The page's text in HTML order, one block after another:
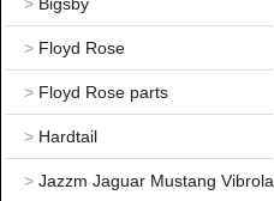
> Floyd Rose
> Floyd Rose parts
> Hardtail
> Jazzm Jaguar Mustang Vibrola